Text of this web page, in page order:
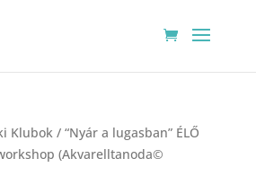
Klubok/ “Nyár a lugasban” ÉLŐ
(Akvarelltanoda©